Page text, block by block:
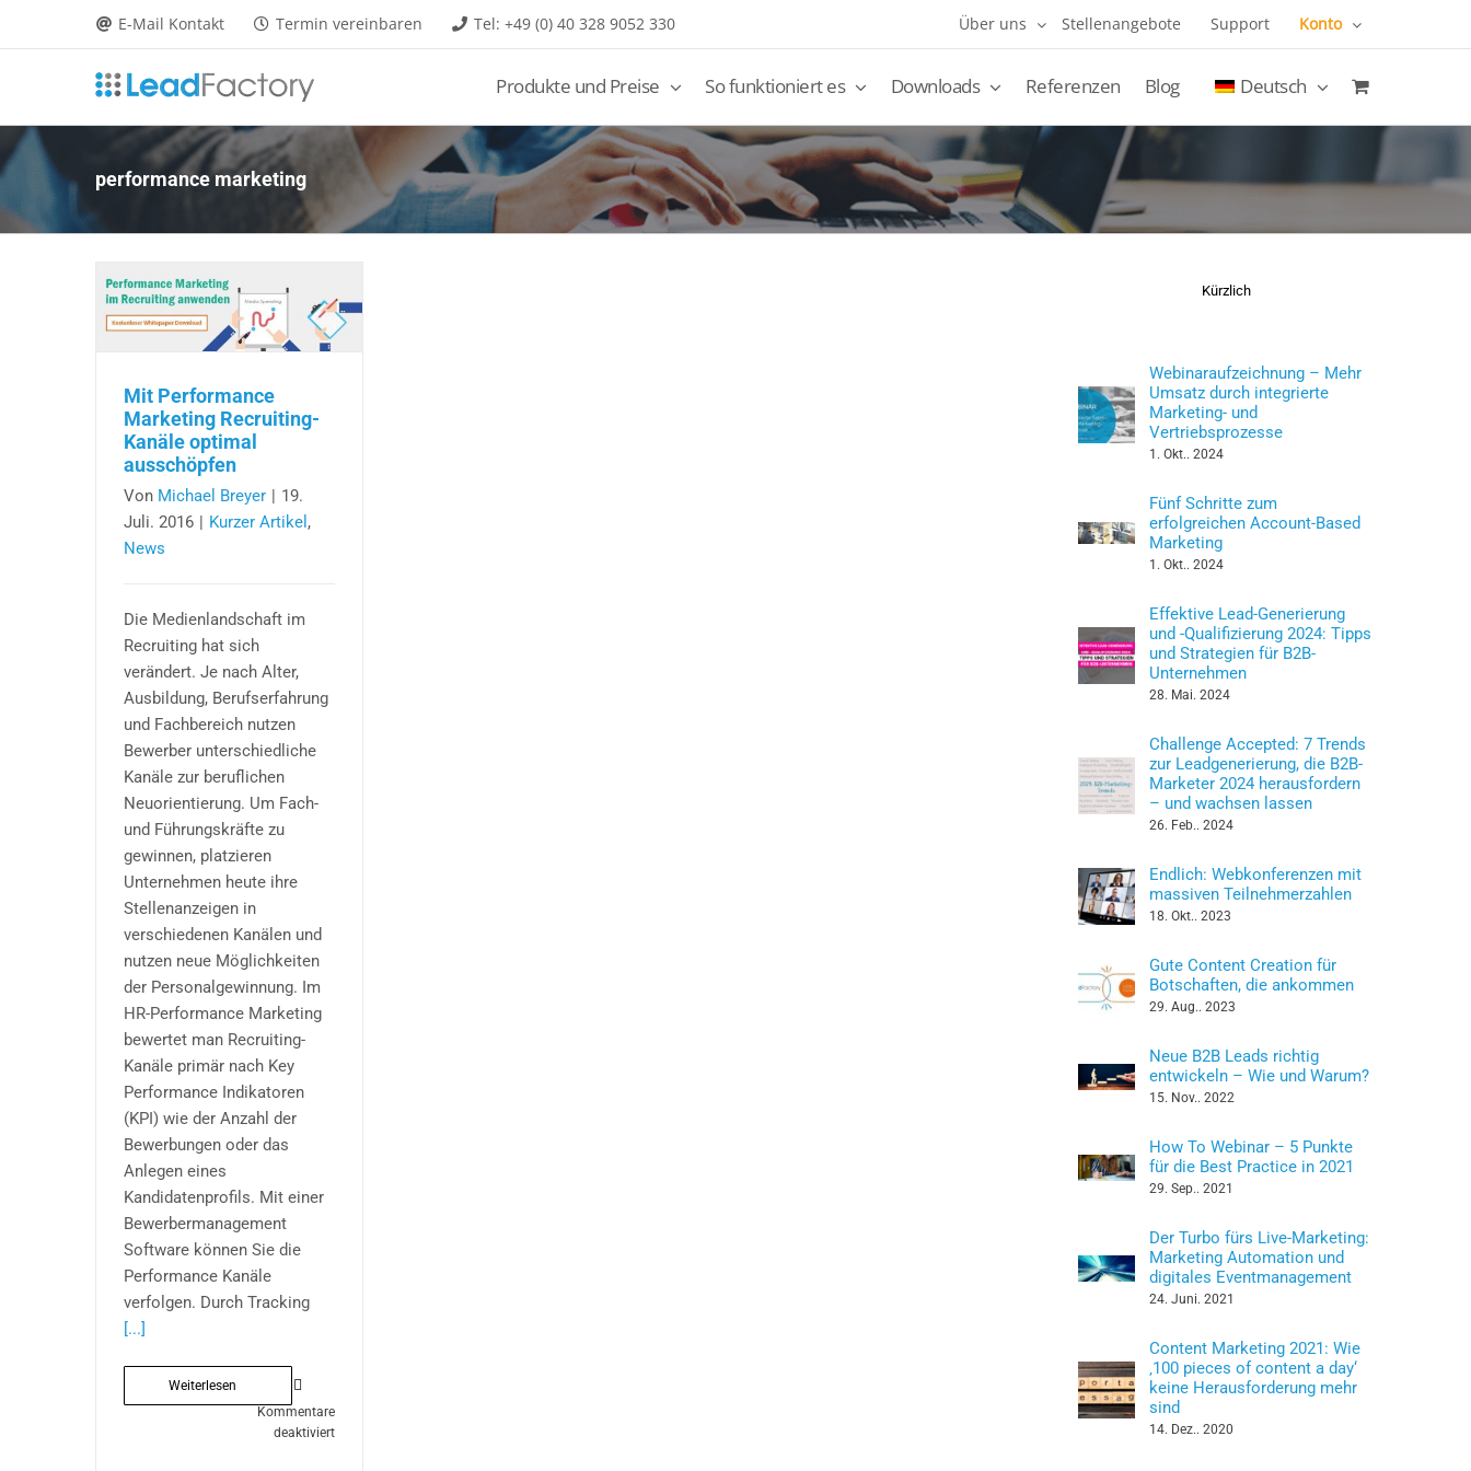
E-Mail Kontakt Termin vereinbaren Tel: +49 (0) 40 328 9052 330 Über uns Stellenangebote Support Konto
Produkte und Preise So funktioniert es Downloads Referenzen Blog Deutsch
performance marketing
Mit Performance
Marketing Recruiting-
Kanäle optimal
ausschöpfen
Von Michael Breyer | 19.
Juli. 2016 | Kurzer Artikel ,
News
Die Medienlandschaft im
Recruiting hat sich
verändert. Je nach Alter,
Ausbildung, Berufserfahrung
und Fachbereich nutzen
Bewerber unterschiedliche
Kanäle zur beruflichen
Neuorientierung. Um Fach-
und Führungskräfte zu
gewinnen, platzieren
Unternehmen heute ihre
Stellenanzeigen in
verschiedenen Kanälen und
nutzen neue Möglichkeiten
der Personalgewinnung. Im
HR-Performance Marketing
bewertet man Recruiting-
Kanäle primär nach Key
Performance Indikatoren
(KPI) wie der Anzahl der
Bewerbungen oder das
Anlegen eines
Kandidatenprofils. Mit einer
Bewerbermanagement
Software können Sie die
Performance Kanäle
verfolgen. Durch Tracking
[...]
Weiterlesen
Kommentare
deaktiviertfür
Kürzlich
Webinaraufzeichnung – Mehr
Umsatz durch integrierte
Marketing- und
Vertriebsprozesse
1. Okt.. 2024
Fünf Schritte zum
erfolgreichen Account-Based
Marketing
1. Okt.. 2024
Effektive Lead-Generierung
und -Qualifizierung 2024: Tipps
und Strategien für B2B-
Unternehmen
28. Mai. 2024
Challenge Accepted: 7 Trends
zur Leadgenerierung, die B2B-
Marketer 2024 herausfordern
– und wachsen lassen
26. Feb.. 2024
Endlich: Webkonferenzen mit
massiven Teilnehmerzahlen
18. Okt.. 2023
Gute Content Creation für
Botschaften, die ankommen
29. Aug.. 2023
Neue B2B Leads richtig
entwickeln – Wie und Warum?
15. Nov.. 2022
How To Webinar – 5 Punkte
für die Best Practice in 2021
29. Sep.. 2021
Der Turbo fürs Live-Marketing:
Marketing Automation und
digitales Eventmanagement
24. Juni. 2021
Content Marketing 2021: Wie
‚100 pieces of content a day‘
keine Herausforderung mehr
sind
14. Dez.. 2020